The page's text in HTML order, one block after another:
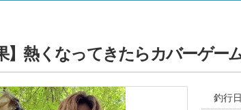
】熱くなってきたらカバーゲー
釣行日